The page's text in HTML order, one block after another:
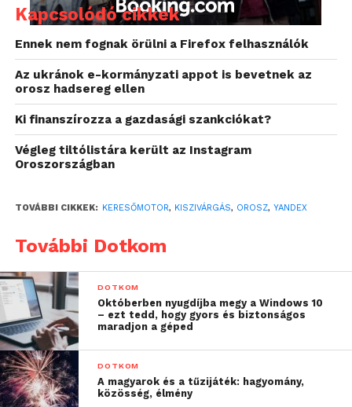
Yandex keresőmotor és indexelő bot
Yandex Térképek
Alice (AI asszisztens)
Yandex Taxi
Yandex Direct (hirdetési szolgáltatás)
Yandex Mail
Yandex Disk (felhőalapú
Yandex Market
Yandex Travel (utazási foglalási
platform)
Yandex360 (munkaterület-szolgáltatás)
Yandex Cloud
Yandex Pay (fizetés-feldolgozási
szolgáltatás)
Kapcsolódó cikkek
Ennek nem fognak örülni a Firefox felhasználók
Az ukránok e-kormányzati appot is bevetnek az
orosz hadsereg ellen
Ki finanszírozza a gazdasági szankciókat?
Végleg tiltólistára került az Instagram
Oroszországban
TOVÁBBI CIKKEK: KERESŐMOTOR, KISZIVÁRGÁS, OROSZ, YANDEX
További Dotkom
DOTKOM
Októberben nyugdíjba megy a Windows 10
– ezt tedd, hogy gyors és biztonságos
maradjon a géped
DOTKOM
A magyarok és a tűzijáték: hagyomány,
közösség, élmény